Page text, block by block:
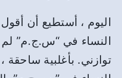
اليوم ، أستطيع أن
النساء في “س.ج.م” لم
توازني. بأغلبية ساحقة